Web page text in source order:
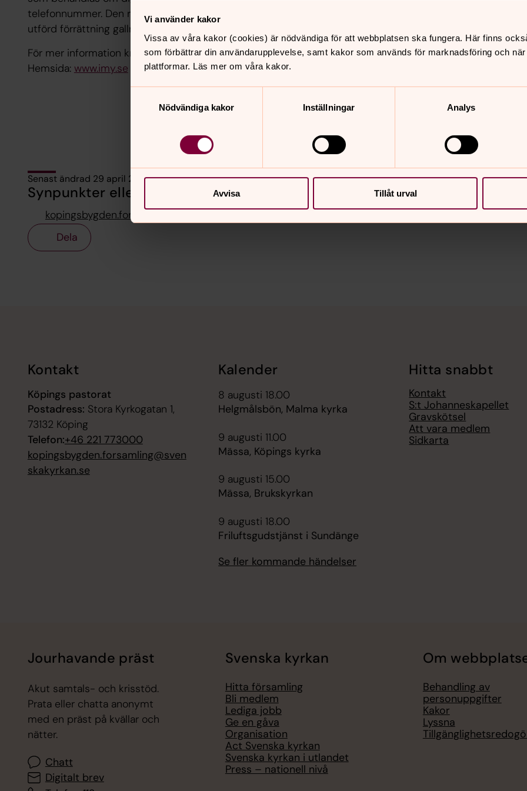
Vi använder kakor
Vissa av våra kakor (cookies) är nödvändiga för att webbplatsen ska fungera. Här finns
som förbättrar din användarupplevelse, samt kakor som används för marknadsföring och
plattformar. Läs mer om våra kakor.
Nödvändiga kakor
Inställningar Analys
Avvisa Tillåt urval
telefonnummer. Den rättsliga grunden för denna behandling är berättigat intresse. Efter
utförd förrättning gallras dina uppgifter regelbundet.
För mer information kring GDPR så hänvisar vi även till Integritetsmyndigheten.
Hemsida: www.imy.se
Senast ändrad 29 april 2022
Synpunkter eller frågor på sidans innehåll?
kopingsbygden.forsamling@svenskakyrkan.se
Dela
Kontakt
Köpings pastorat
Postadress: Stora Kyrkogatan 1,
73132 Köping
Telefon:+46 221 773000
kopingsbygden.forsamling@sven
skakyrkan.se
Kalender
8 augusti 18.00
Helgmålsbön, Malma kyrka
9 augusti 11.00
Mässa, Köpings kyrka
9 augusti 15.00
Mässa, Brukskyrkan
9 augusti 18.00
Friluftsgudstjänst i Sundänge
Se fler kommande händelser
Hitta snabbt
Kontakt
S:t Johanneskapellet
Gravskötsel
Att vara medlem
Sidkarta
Jourhavande präst
Akut samtals- och krisstöd.
Prata eller chatta anonymt
med en präst på kvällar och
nätter.
Chatt
Digitalt brev
Svenska kyrkan
Hitta församling
Bli medlem
Lediga jobb
Ge en gåva
Organisation
Act Svenska kyrkan
Svenska kyrkan i utlandet
Press – nationell nivå
Om
Behandling av
personuppgifter
Kakor
Lyssna